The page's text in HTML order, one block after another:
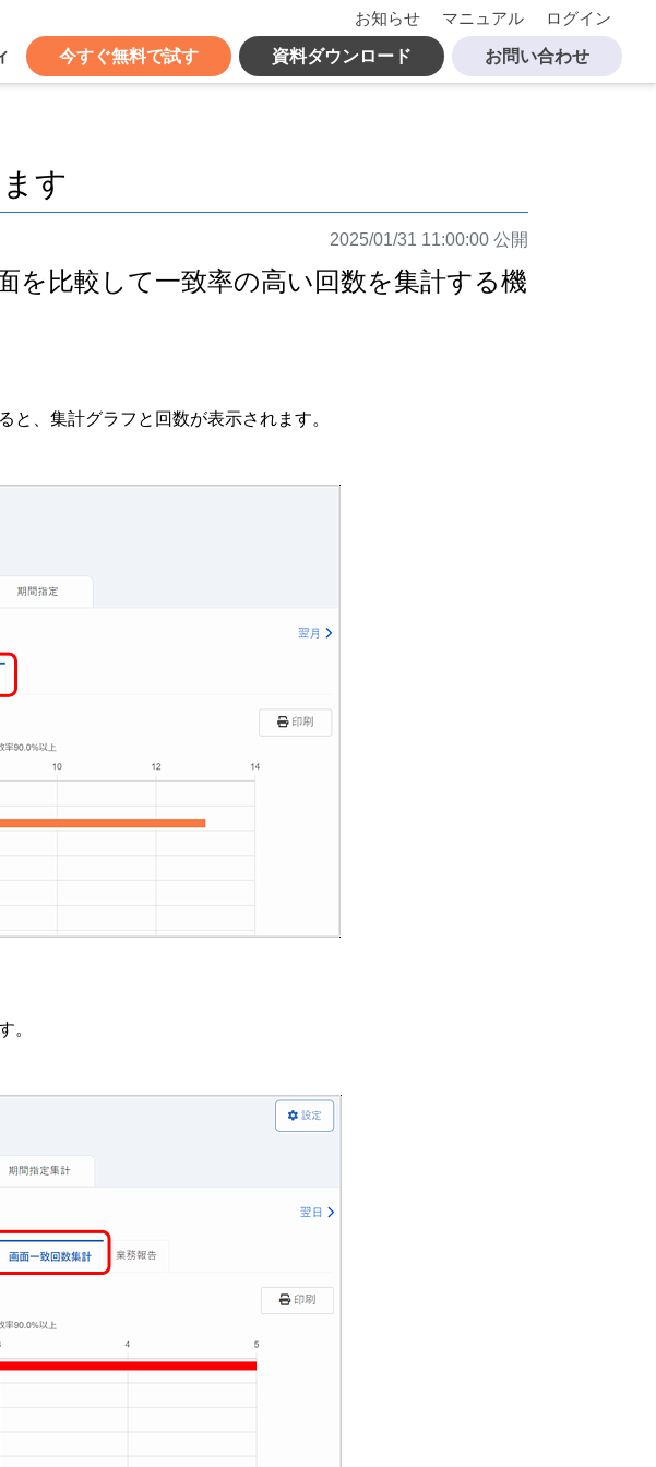
お知らせ マニュアル ログイン
今すぐ無料で試す 資料ダウンロード お問い合わせ
す
2025/01/31 11:00:00 公開
を比較して一致率の高い回数を集計する機
と、集計グラフと回数が表示されます。
。